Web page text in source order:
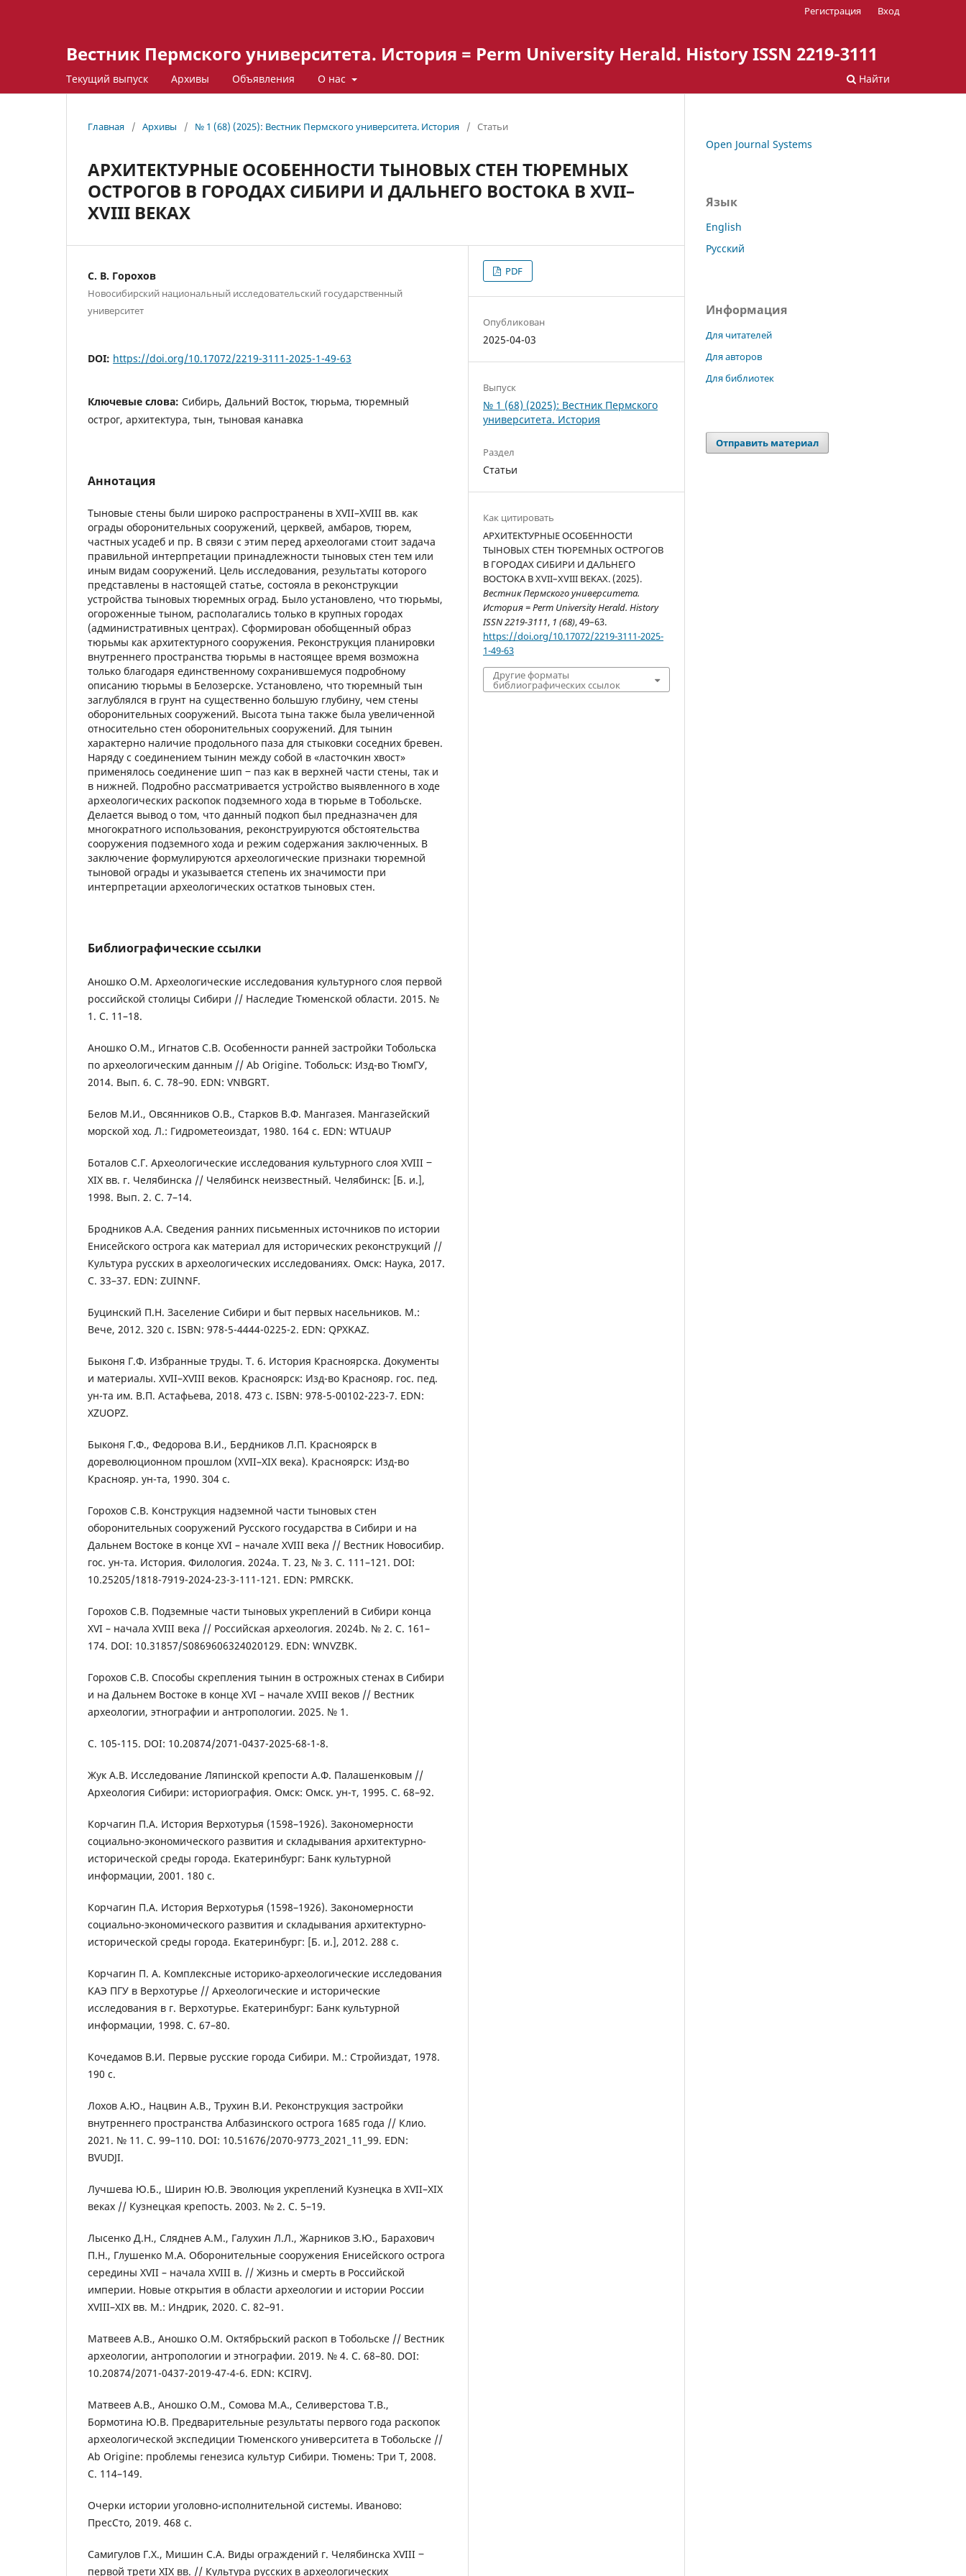
Вестник Пермского университета. История = Perm University Herald. History ISSN 2219-3111
Текущий выпуск Архивы Объявления О нас Найти
Регистрация Вход
Главная / Архивы / № 1 (68) (2025): Вестник Пермского университета. История / Статьи
АРХИТЕКТУРНЫЕ ОСОБЕННОСТИ ТЫНОВЫХ СТЕН ТЮРЕМНЫХ
ОСТРОГОВ В ГОРОДАХ СИБИРИ И ДАЛЬНЕГО ВОСТОКА В XVII–
XVIII ВЕКАХ
С. В. Горохов
Новосибирский национальный исследовательский государственный
университет
DOI: https://doi.org/10.17072/2219-3111-2025-1-49-63
Ключевые слова: Сибирь, Дальний Восток, тюрьма, тюремный
острог, архитектура, тын, тыновая канавка
Аннотация
Тыновые стены были широко распространены в XVII–XVIII вв. как
ограды оборонительных сооружений, церквей, амбаров, тюрем,
частных усадеб и пр. В связи с этим перед археологами стоит задача
правильной интерпретации принадлежности тыновых стен тем или
иным видам сооружений. Цель исследования, результаты которого
представлены в настоящей статье, состояла в реконструкции
устройства тыновых тюремных оград. Было установлено, что тюрьмы,
огороженные тыном, располагались только в крупных городах
(административных центрах). Сформирован обобщенный образ
тюрьмы как архитектурного сооружения. Реконструкция планировки
внутреннего пространства тюрьмы в настоящее время возможна
только благодаря единственному сохранившемуся подробному
описанию тюрьмы в Белозерске. Установлено, что тюремный тын
заглублялся в грунт на существенно большую глубину, чем стены
оборонительных сооружений. Высота тына также была увеличенной
относительно стен оборонительных сооружений. Для тынин
характерно наличие продольного паза для стыковки соседних бревен.
Наряду с соединением тынин между собой в «ласточкин хвост»
применялось соединение шип ‒ паз как в верхней части стены, так и
в нижней. Подробно рассматривается устройство выявленного в ходе
археологических раскопок подземного хода в тюрьме в Тобольске.
Делается вывод о том, что данный подкоп был предназначен для
многократного использования, реконструируются обстоятельства
сооружения подземного хода и режим содержания заключенных. В
заключение формулируются археологические признаки тюремной
тыновой ограды и указывается степень их значимости при
интерпретации археологических остатков тыновых стен.
Библиографические ссылки
Аношко О.М. Археологические исследования культурного слоя первой
российской столицы Сибири // Наследие Тюменской области. 2015. №
1. С. 11–18.
Аношко О.М., Игнатов С.В. Особенности ранней застройки Тобольска
по археологическим данным // Ab Origine. Тобольск: Изд-во ТюмГУ,
2014. Вып. 6. С. 78–90. EDN: VNBGRT.
Белов М.И., Овсянников О.В., Старков В.Ф. Мангазея. Мангазейский
морской ход. Л.: Гидрометеоиздат, 1980. 164 с. EDN: WTUAUP
Боталов С.Г. Археологические исследования культурного слоя XVIII ‒
XIX вв. г. Челябинска // Челябинск неизвестный. Челябинск: [Б. и.],
1998. Вып. 2. С. 7–14.
Бродников А.А. Сведения ранних письменных источников по истории
Енисейского острога как материал для исторических реконструкций //
Культура русских в археологических исследованиях. Омск: Наука, 2017.
С. 33–37. EDN: ZUINNF.
Буцинский П.Н. Заселение Сибири и быт первых насельников. М.:
Вече, 2012. 320 с. ISBN: 978-5-4444-0225-2. EDN: QPXKAZ.
Быконя Г.Ф. Избранные труды. Т. 6. История Красноярска. Документы
и материалы. XVII–XVIII веков. Красноярск: Изд-во Краснояр. гос. пед.
ун-та им. В.П. Астафьева, 2018. 473 с. ISBN: 978-5-00102-223-7. EDN:
XZUOPZ.
Быконя Г.Ф., Федорова В.И., Бердников Л.П. Красноярск в
дореволюционном прошлом (XVII–XIX века). Красноярск: Изд-во
Краснояр. ун-та, 1990. 304 с.
Горохов С.В. Конструкция надземной части тыновых стен
оборонительных сооружений Русского государства в Сибири и на
Дальнем Востоке в конце XVI – начале XVIII века // Вестник Новосибир.
гос. ун-та. История. Филология. 2024a. Т. 23, № 3. С. 111–121. DOI:
10.25205/1818-7919-2024-23-3-111-121. EDN: PMRCKK.
Горохов С.В. Подземные части тыновых укреплений в Сибири конца
XVI – начала XVIII века // Российская археология. 2024b. № 2. С. 161–
174. DOI: 10.31857/S0869606324020129. EDN: WNVZBK.
Горохов С.В. Способы скрепления тынин в острожных стенах в Сибири
и на Дальнем Востоке в конце XVI – начале XVIII веков // Вестник
археологии, этнографии и антропологии. 2025. № 1.
С. 105-115. DOI: 10.20874/2071-0437-2025-68-1-8.
Жук А.В. Исследование Ляпинской крепости А.Ф. Палашенковым //
Археология Сибири: историография. Омск: Омск. ун-т, 1995. С. 68–92.
Корчагин П.А. История Верхотурья (1598–1926). Закономерности
социально-экономического развития и складывания архитектурно-
исторической среды города. Екатеринбург: Банк культурной
информации, 2001. 180 с.
Корчагин П.А. История Верхотурья (1598–1926). Закономерности
социально-экономического развития и складывания архитектурно-
исторической среды города. Екатеринбург: [Б. и.], 2012. 288 с.
Корчагин П. А. Комплексные историко-археологические исследования
КАЭ ПГУ в Верхотурье // Археологические и исторические
исследования в г. Верхотурье. Екатеринбург: Банк культурной
информации, 1998. С. 67–80.
Кочедамов В.И. Первые русские города Сибири. М.: Стройиздат, 1978.
190 с.
Лохов А.Ю., Нацвин А.В., Трухин В.И. Реконструкция застройки
внутреннего пространства Албазинского острога 1685 года // Клио.
2021. № 11. С. 99–110. DOI: 10.51676/2070-9773_2021_11_99. EDN:
BVUDJI.
Лучшева Ю.Б., Ширин Ю.В. Эволюция укреплений Кузнецка в XVII–XIX
веках // Кузнецкая крепость. 2003. № 2. С. 5–19.
Лысенко Д.Н., Сляднев А.М., Галухин Л.Л., Жарников З.Ю., Барахович
П.Н., Глушенко М.А. Оборонительные сооружения Енисейского острога
середины XVII – начала XVIII в. // Жизнь и смерть в Российской
империи. Новые открытия в области археологии и истории России
XVIII–XIX вв. М.: Индрик, 2020. С. 82–91.
Матвеев А.В., Аношко О.М. Октябрьский раскоп в Тобольске // Вестник
археологии, антропологии и этнографии. 2019. № 4. С. 68–80. DOI:
10.20874/2071-0437-2019-47-4-6. EDN: KCIRVJ.
Матвеев А.В., Аношко О.М., Сомова М.А., Селиверстова Т.В.,
Бормотина Ю.В. Предварительные результаты первого года раскопок
археологической экспедиции Тюменского университета в Тобольске //
Ab Origine: проблемы генезиса культур Сибири. Тюмень: Три Т, 2008.
С. 114–149.
Очерки истории уголовно-исполнительной системы. Иваново:
ПресСто, 2019. 468 с.
Самигулов Г.Х., Мишин С.А. Виды ограждений г. Челябинска XVIII ‒
первой трети XIX вв. // Культура русских в археологических
PDF
Опубликован
2025-04-03
Выпуск
№ 1 (68) (2025): Вестник Пермского
университета. История
Раздел
Статьи
Как цитировать
АРХИТЕКТУРНЫЕ ОСОБЕННОСТИ
ТЫНОВЫХ СТЕН ТЮРЕМНЫХ ОСТРОГОВ
В ГОРОДАХ СИБИРИ И ДАЛЬНЕГО
ВОСТОКА В XVII–XVIII ВЕКАХ. (2025).
Вестник Пермского университета.
История = Perm University Herald. History
ISSN 2219-3111, 1 (68), 49–63.
https://doi.org/10.17072/2219-3111-2025-
1-49-63
Другие форматы
библиографических ссылок
Open Journal Systems
Язык
English
Русский
Информация
Для читателей
Для авторов
Для библиотек
Отправить материал